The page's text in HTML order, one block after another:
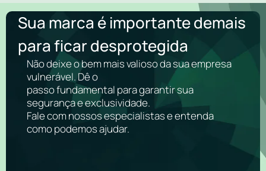
Sua marca é importante demais
para ficar desprotegida
Não deixe o bem mais valioso da sua empresa
vulnerável. Dê o
passo fundamental para garantir sua
segurança e exclusividade.
Fale com nossos especialistas e entenda
como podemos ajudar.